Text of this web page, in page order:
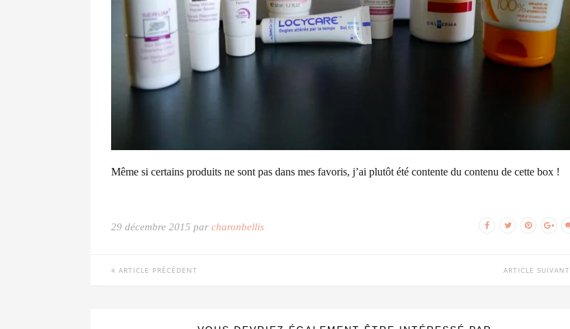
Même si certains produits ne sont pas dans mes favoris, j’ai plutôt été contente du contenu de cette box !
29 décembre 2015 par charonbellis
ARTICLE PRÉCÉDENT ARTICLE SUIVANT